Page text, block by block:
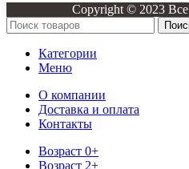
Copyright © 2023
Категории
Меню
О компании
Доставка и оплата
Контакты
Возраст 0+
Возраст 2+